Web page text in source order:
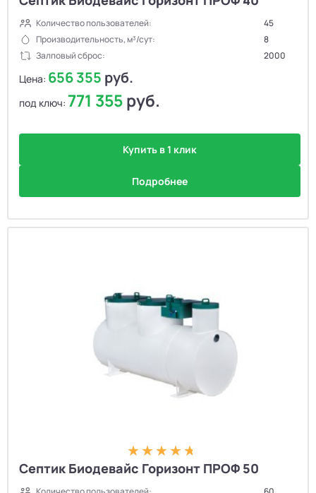
Количество пользователей:
45
Производительность, м³/сут:
8
Залповый сброс:
2000
Цена: 656 355 руб.
под ключ: 771 355руб.
Купить в 1 клик
Подробнее
Септик Биодевайс Горизонт ПРОФ 50